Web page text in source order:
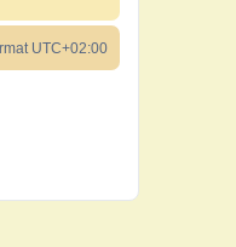
UTC+02:00